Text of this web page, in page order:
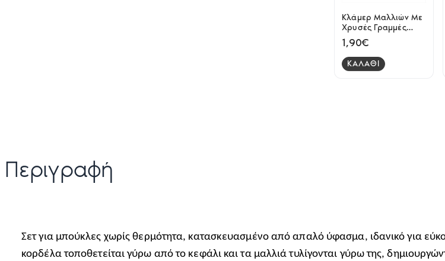
Κλάμερ Μαλλιών Με
Χρυσές Γραμμές
8.5cm
1,90€
ΚΑΛΑΘΙ
Περιγραφή
Σετ για μπούκλες χωρίς θερμότητα, κατασκευασμένο από απαλό ύφασμα, ιδανικό για
κορδέλα τοποθετείται γύρω από το κεφάλι και τα μαλλιά τυλίγονται γύρω της,